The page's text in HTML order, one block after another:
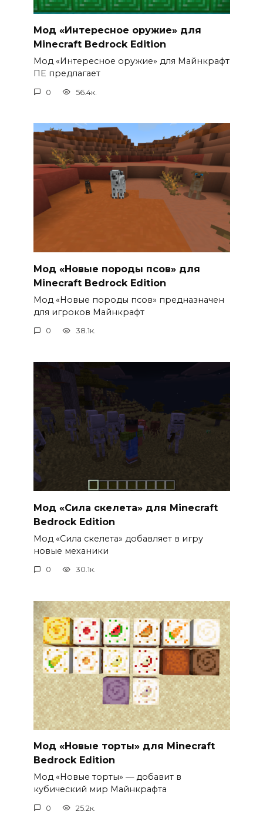
Мод «Интересное оружие» для
Minecraft Bedrock Edition
Мод «Интересное оружие» для Майнкрафт
ПЕ предлагает
0 56.4к.
Мод «Новые породы псов» для
Minecraft Bedrock Edition
Мод «Новые породы псов» предназначен
для игроков Майнкрафт
0 38.1к.
Мод «Сила скелета» для Minecraft
Bedrock Edition
Мод «Сила скелета» добавляет в игру
новые механики
0 30.1к.
Мод «Новые торты» для Minecraft
Bedrock Edition
Мод «Новые торты» — добавит в
кубический мир Майнкрафта
0 25.2к.